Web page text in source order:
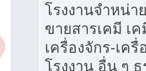
โรงงานจำหน่
ขายสารเคมี เ
เครื่องจักร-เค
โรงงาน อื่น ๆ